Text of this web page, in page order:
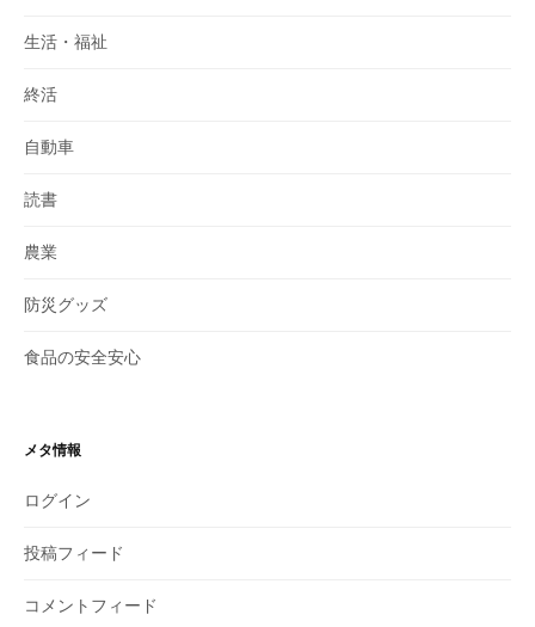
生活・福祉
終活
自動車
読書
農業
防災グッズ
食品の安全安心
メタ情報
ログイン
投稿フィード
コメントフィード